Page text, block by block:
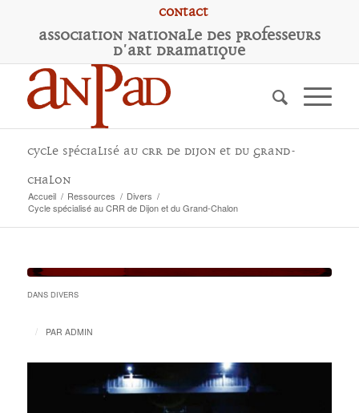
Contact
Association Nationale des Professeurs
d'Art Dramatique
Cycle spécialisé au CRR de Dijon et du Grand-
Chalon
Accueil / Ressources / Divers /
Cycle spécialisé au CRR de Dijon et du Grand-Chalon
DANS DIVERS
/ PAR ADMIN